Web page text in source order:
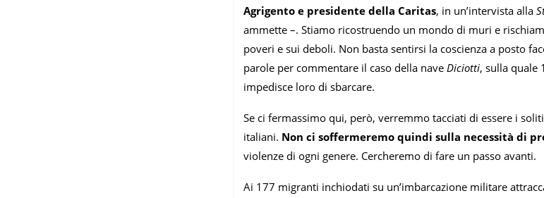
Agrigento e presidente della Caritas, in un’intervista alla
ammette –. Stiamo ricostruendo un mondo di muri e
poveri e sui deboli. Non basta sentirsi la coscienza a posto
parole per commentare il caso della nave Diciotti, sulla quale
impedisce loro di sbarcare.
Se ci fermassimo qui, però, verremmo tacciati di essere i
italiani. Non ci soffermeremo quindi sulla necessità di
violenze di ogni genere. Cercheremo di fare un passo avanti.
Ai 177 migranti inchiodati su un’imbarcazione militare